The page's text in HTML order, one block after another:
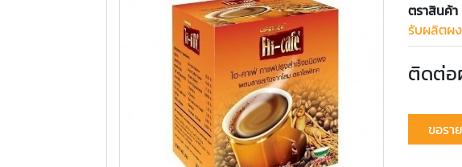
ตราสินค้า
รับผลิตผ
ติดต่อ
ขอรา